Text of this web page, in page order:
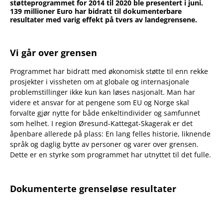
støtteprogrammet for 2014 til 2020 ble presentert i juni.
139 millioner Euro har bidratt til dokumenterbare
resultater med varig effekt på tvers av landegrensene.
Vi går over grensen
Programmet har bidratt med økonomisk støtte til enn rekke
prosjekter i vissheten om at globale og internasjonale
problemstillinger ikke kun kan løses nasjonalt. Man har
videre et ansvar for at pengene som EU og Norge skal
forvalte gjør nytte for både enkeltindivider og samfunnet
som helhet. I region Øresund-Kattegat-Skagerak er det
åpenbare allerede på plass: En lang felles historie, liknende
språk og daglig bytte av personer og varer over grensen.
Dette er en styrke som programmet har utnyttet til det fulle.
Dokumenterte grenseløse resultater